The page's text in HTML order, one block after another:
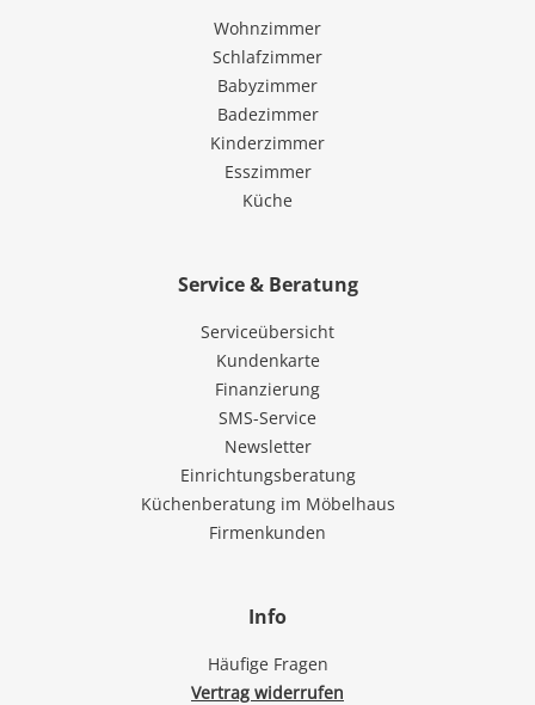
Wohnzimmer
Schlafzimmer
Babyzimmer
Badezimmer
Kinderzimmer
Esszimmer
Küche
Service & Beratung
Serviceübersicht
Kundenkarte
Finanzierung
SMS-Service
Newsletter
Einrichtungsberatung
Küchenberatung im Möbelhaus
Firmenkunden
Info
Häufige Fragen
Vertrag widerrufen